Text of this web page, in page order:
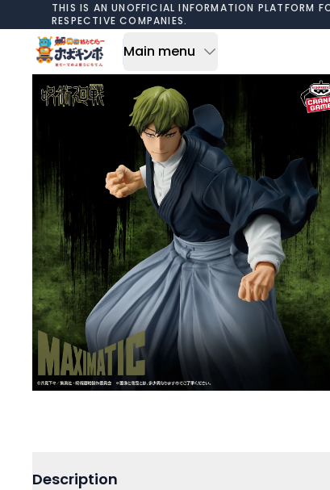
Skip to contentTHIS IS AN UNOFFICIAL INFORMATION PLATFORM
RESPECTIVE COMPANIES.
Main menu
Description